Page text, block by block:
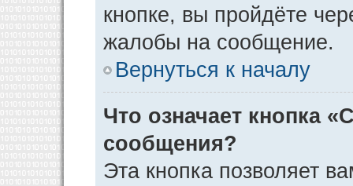
кнопке, вы пройдёте
жалобы на сообщение.
Вернуться к началу
Что означает кнопка
сообщения?
Эта кнопка позволяет